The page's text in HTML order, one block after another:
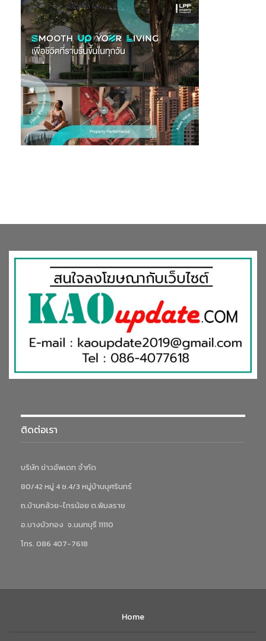
ติดต่อเรา
บริษัท ข่าวอัพเดท จำกัด
80/42 หมู่ 4 ซ.4/3 หมู่บ้านบุศรินทร์
ถ.บ้านกล้วย-ไทรน้อย ต.พิมลราช
อ.บางบัวทอง จ.นนทบุรี 11110
โทร. 086 407-7618
Home